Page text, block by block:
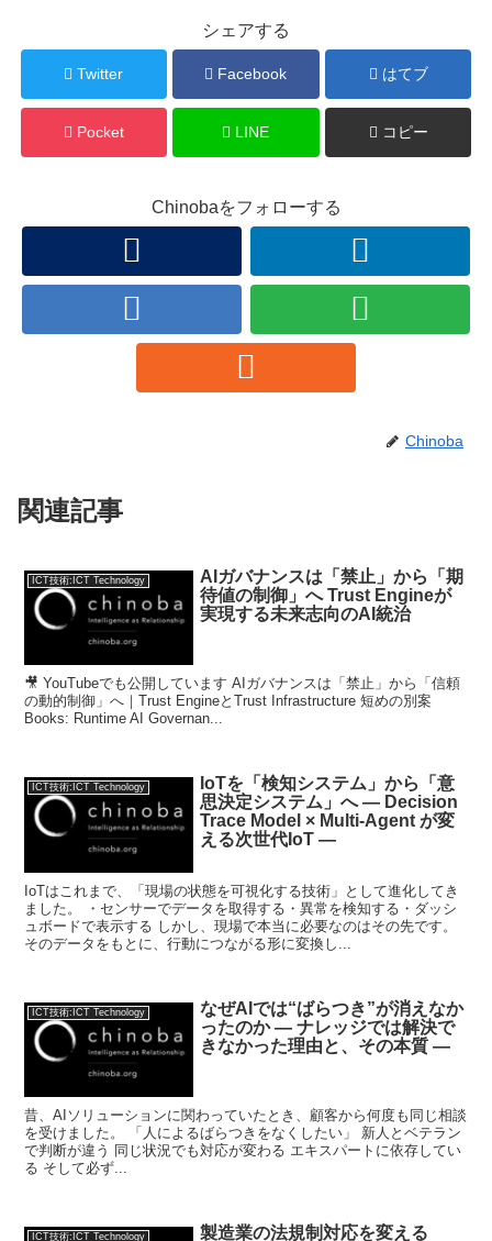
シェアする
Twitter Facebook はてブ
Pocket LINE コピー
Chinobaをフォローする
Chinoba
関連記事
ICT技術:ICT Technology
AIガバナンスは「禁止」から「期
待値の制御」へ Trust Engineが
実現する未来志向のAI統治
🎥 YouTubeでも公開しています AIガバナンスは「禁止」から「信頼
の動的制御」へ｜Trust EngineとTrust Infrastructure 短めの別案
Books: Runtime AI Governan...
ICT技術:ICT Technology
IoTを「検知システム」から「意
思決定システム」へ — Decision
Trace Model × Multi-Agent が変
える次世代IoT —
IoTはこれまで、「現場の状態を可視化する技術」として進化してき
ました。 ・センサーでデータを取得する・異常を検知する・ダッシ
ュボードで表示する しかし、現場で本当に必要なのはその先です。
そのデータをもとに、行動につながる形に変換し...
ICT技術:ICT Technology
なぜAIでは“ばらつき”が消えなか
ったのか ― ナレッジでは解決で
きなかった理由と、その本質 ―
昔、AIソリューションに関わっていたとき、顧客から何度も同じ相談
を受けました。 「人によるばらつきをなくしたい」 新人とベテラン
で判断が違う 同じ状況でも対応が変わる エキスパートに依存してい
る そして必ず...
ICT技術:ICT Technology 製造業の法規制対応を変える